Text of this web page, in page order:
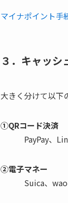
マイナポイント手
３．キャッシ
大きく分けて以下
①QRコード決済
PayPay、
②電子マネー
Suica、